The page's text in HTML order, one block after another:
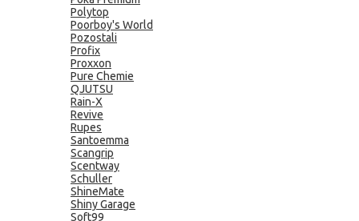
Polytop
Poorboy's World
Pozostali
Profix
Proxxon
Pure Chemie
QJUTSU
Rain-X
Revive
Rupes
Santoemma
Scangrip
Scentway
Schuller
ShineMate
Shiny Garage
Soft99